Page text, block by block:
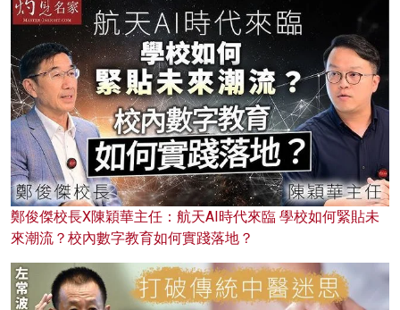
鄭俊傑校長X陳穎華主任：航天AI時代來臨 學校如何緊貼未
來潮流？校內數字教育如何實踐落地？